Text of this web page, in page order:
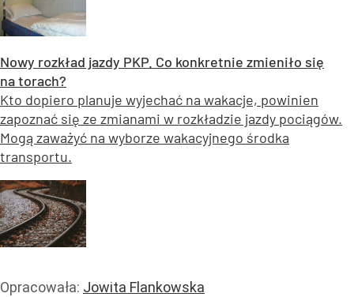
Nowy rozkład jazdy PKP. Co konkretnie zmieniło się
na torach?
Kto dopiero planuje wyjechać na wakacje, powinien
zapoznać się ze zmianami w rozkładzie jazdy pociągów.
Mogą zaważyć na wyborze wakacyjnego środka
transportu.
Opracowała: Jowita Flankowska